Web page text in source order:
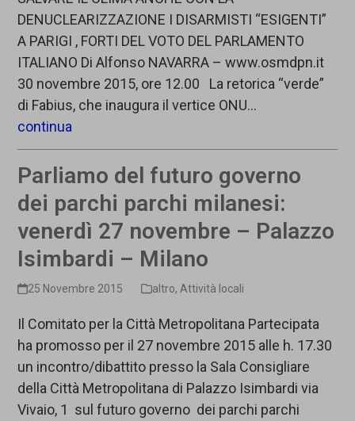
DENUCLEARIZZAZIONE I DISARMISTI “ESIGENTI”
A PARIGI , FORTI DEL VOTO DEL PARLAMENTO
ITALIANO Di Alfonso NAVARRA – www.osmdpn.it
30 novembre 2015, ore 12.00 La retorica “verde”
di Fabius, che inaugura il vertice ONU…
continua
Parliamo del futuro governo
dei parchi parchi milanesi:
venerdì 27 novembre – Palazzo
Isimbardi – Milano
25 Novembre 2015 altro, Attività locali
Il Comitato per la Città Metropolitana Partecipata
ha promosso per il 27 novembre 2015 alle h. 17.30
un incontro/dibattito presso la Sala Consigliare
della Città Metropolitana di Palazzo Isimbardi via
Vivaio, 1 sul futuro governo dei parchi parchi